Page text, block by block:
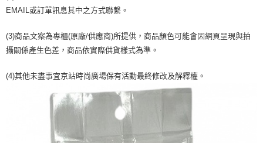
2.透過簡訊連結打開帳單後，可選擇「超商條碼／台灣大直營門市／銀行轉
【注意事項】
1.本服務係由「台灣大哥大股份有限公司」（以下簡稱本公司）所提供，讓
買賣價金債權讓與本公司後，依約使用本公司帳單繳交帳款。
2.基於同意付款使用「大哥付你分期」之契約關係目的，商店將以您的個人
資料（包含姓名、電話或地址）提供予台灣大哥大進項蒐集、處理及利用，
由本公司與您本人進行分期帳單所需資料之確認、核對及更正。
3.完整用戶服務條款，請詳閱以下連結：
１．於結帳方式選擇「AFTEE先享後付」後，將跳轉至「AFTEE先享後付」
結帳頁面，進行簡訊認證並確認金額後，即可完成結帳。
３．收到繳費通知簡訊後14天內，點擊此簡訊中的連結，可透過四大超商／
ATM／網路銀行／等多元方式進行付款，方視為交易完成。
※ 請注意：結帳手續完成當下不需立刻繳費，但若您需要取消訂單，請聯絡
後付繳納相關費用。
※ 交易是否成功請以「AFTEE先享後付 」之結帳頁面顯示為準，若有關於
是否繳費成功／繳費後需取消欲退款等相關疑問，請聯繫「AFTEE先享後付
客戶支援中心」 https://netprotections.freshdesk.com/support/home
【注意事項】
１．透過由恩沛科技股份有限公司提供之「AFTEE先享後付」服務完成之交
付款後7-11取貨
宅配
京站台北店客服中心(1F星巴克旁) 即日起不提供京站紙袋，取件時
請自備購物袋，若需購買紙袋可現場詢問
EMAIL或訂單訊息其中之方式聯繫。
(3)商品文案為專櫃(原廠/供應商)所提供，商品顏色可能會因網頁呈現與拍
攝關係產生色差，商品依實際供貨樣式為準。
(4)其他未盡事宜京站時尚廣場保有活動最終修改及解釋權。